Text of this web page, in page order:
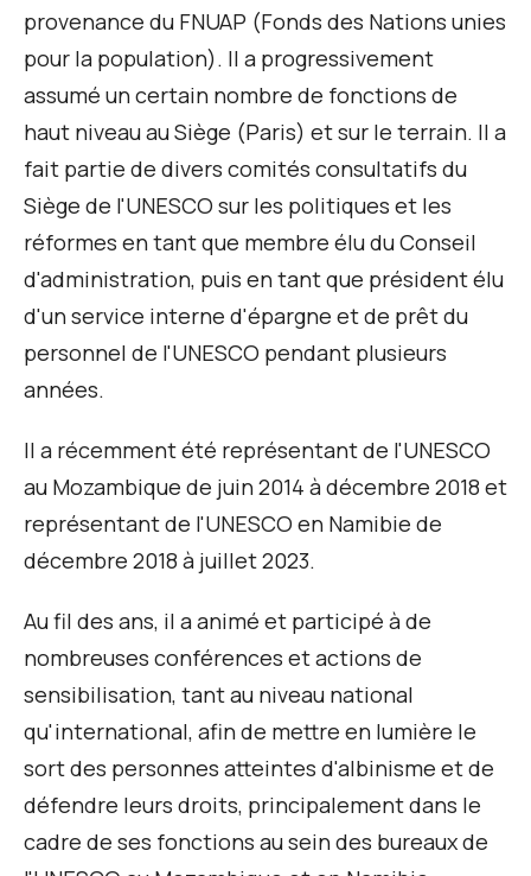
provenance du FNUAP (Fonds des Nations unies
pour la population). Il a progressivement
assumé un certain nombre de fonctions de
haut niveau au Siège (Paris) et sur le terrain. Il a
fait partie de divers comités consultatifs du
Siège de l'UNESCO sur les politiques et les
réformes en tant que membre élu du Conseil
d'administration, puis en tant que président élu
d'un service interne d'épargne et de prêt du
personnel de l'UNESCO pendant plusieurs
années.
Il a récemment été représentant de l'UNESCO
au Mozambique de juin 2014 à décembre 2018 et
représentant de l'UNESCO en Namibie de
décembre 2018 à juillet 2023.
Au fil des ans, il a animé et participé à de
nombreuses conférences et actions de
sensibilisation, tant au niveau national
qu'international, afin de mettre en lumière le
sort des personnes atteintes d'albinisme et de
défendre leurs droits, principalement dans le
cadre de ses fonctions au sein des bureaux de